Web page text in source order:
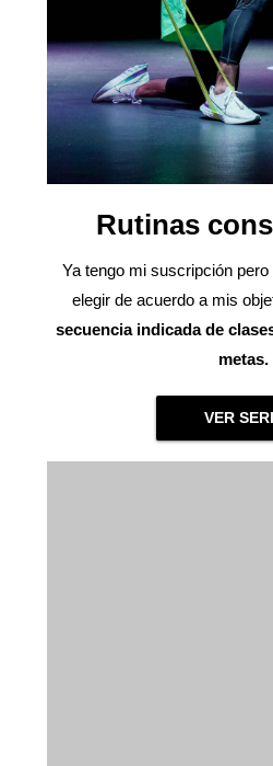
Rutinas
Ya tengo mi suscripción
elegir de acuerdo a mis
secuencia indicada de
metas.
VER